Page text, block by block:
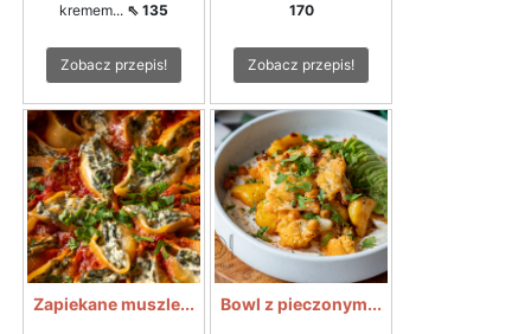
kremem... ⇖ 135
Zobacz przepis!
170
Zobacz przepis!
Zapiekane muszle... Bowl z pieczonym...